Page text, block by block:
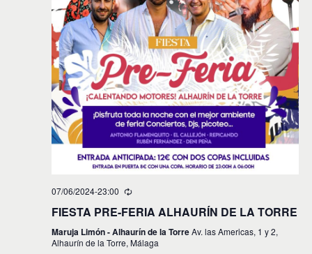
07/06/2024-23:00
FIESTA PRE-FERIA ALHAURÍN DE LA TORRE
Maruja Limón - Alhaurín de la TorreAv. las Americas, 1 y 2,
Alhaurín de la Torre, Málaga